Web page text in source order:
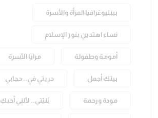
بيبليوغرافيا المرأة والأسرة
نساء اهتدين بنور الإسلام
أمومة وطفولة مرايا الأسرة
بيتك أجمل حريتي في.. حجابي
مودة ورحمة بُنيّتي.. لأنني أحبكِ